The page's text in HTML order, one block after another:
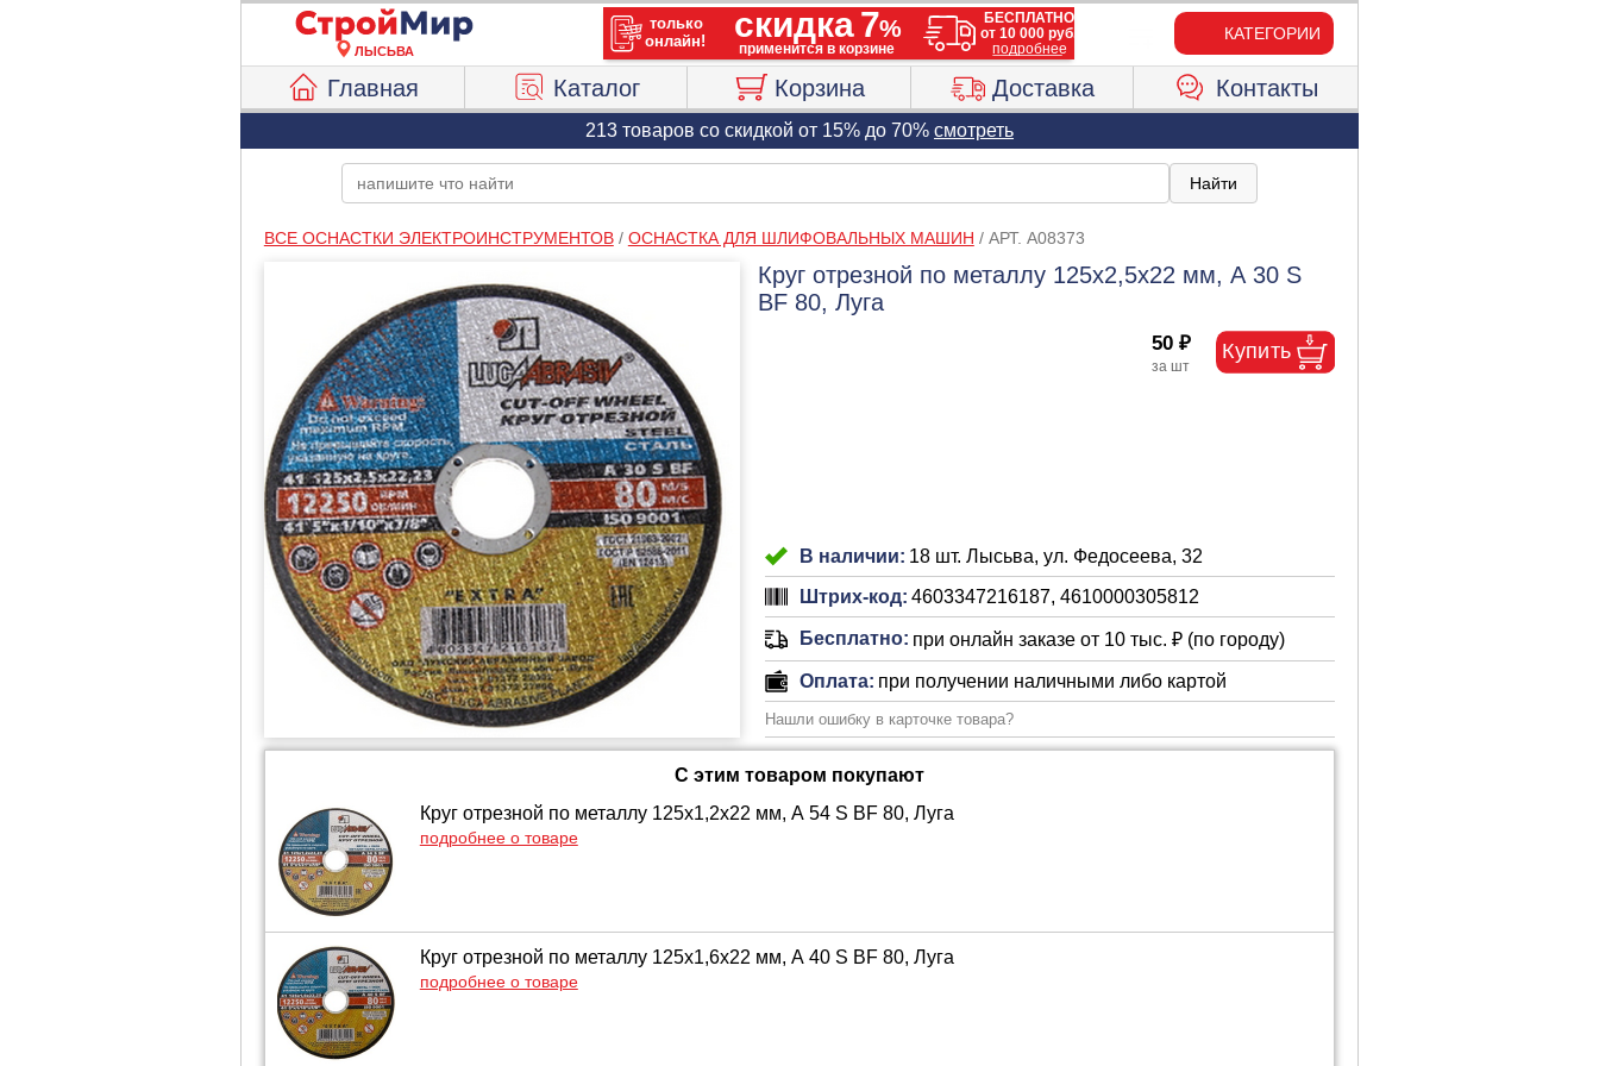
ЛЫСЬВА
КАТЕГОРИИ
Главная Каталог Корзина Доставка Контакты
213 товаров со скидкой от 15% до 70% смотреть
ВСЕ ОСНАСТКИ ЭЛЕКТРОИНСТРУМЕНТОВ/ ОСНАСТКА ДЛЯ ШЛИФОВАЛЬНЫХ МАШИН / АРТ. A08373
Круг отрезной по металлу 125х2,5х22 мм, А 30 S
BF 80, Луга
50 ₽
В наличии: 18 шт. Лысьва, ул. Федосеева, 32
Штрих-код: 4603347216187, 4610000305812
Бесплатно: при онлайн заказе от 10 тыс. ₽ (по городу)
Оплата: при получении наличными либо картой
Нашли ошибку в карточке товара?
С этим товаром покупают
Круг отрезной по металлу 125х1,2х22 мм, А 54 S BF 80, Луга
подробнее о товаре
Круг отрезной по металлу 125х1,6х22 мм, А 40 S BF 80, Луга
подробнее о товаре